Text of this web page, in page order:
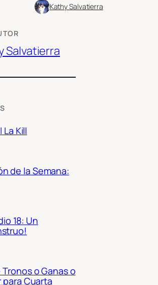
Kathy Salvatierra
Salvatierra
La Kill
de la Semana:
18: Un
o Ganas o
para Cuarta